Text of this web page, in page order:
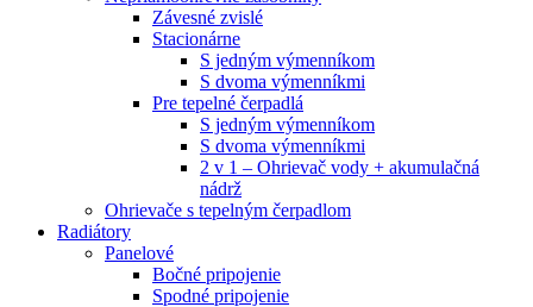
Závesné zvislé
Stacionárne
S jedným výmenníkom
S dvoma výmenníkmi
Pre tepelné čerpadlá
S jedným výmenníkom
S dvoma výmenníkmi
2 v 1 – Ohrievač vody + akumulačná
nádrž
Ohrievače s tepelným čerpadlom
Radiátory
Panelové
Bočné pripojenie
Spodné pripojenie